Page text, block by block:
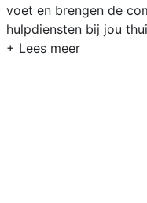
voet en brengen de
hulpdiensten bij jou